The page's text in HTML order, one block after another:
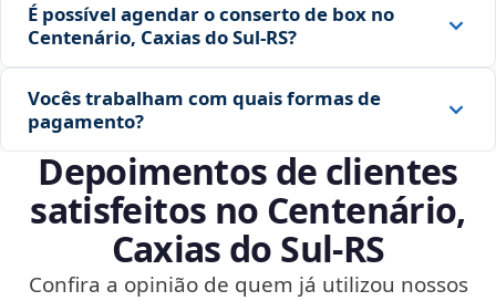
É possível agendar o conserto de box no
Centenário, Caxias do Sul‑RS?
Vocês trabalham com quais formas de
pagamento?
Depoimentos de clientes
satisfeitos no Centenário,
Caxias do Sul‑RS
Confira a opinião de quem já utilizou nossos